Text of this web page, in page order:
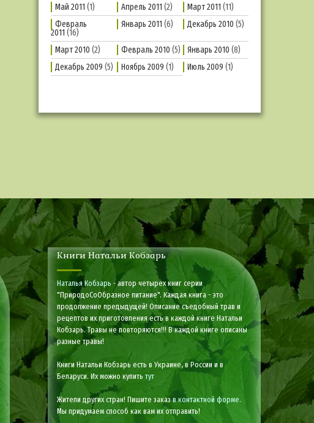
Май 2011 (1) Апрель 2011 (2) Март 2011 (11)
Февраль
2011 (16)
Январь 2011 (6) Декабрь 2010 (5)
Март 2010 (2) Февраль 2010 (5) Январь 2010 (8)
Декабрь 2009 (5) Ноябрь 2009 (1) Июль 2009 (1)
Книги Натальи Кобзарь
Наталья Кобзарь - автор четырех книг серии
"ПриродоСоОбразное питание". Каждая книга - это
продолжение предыдущей! Описание съедобный трав и
рецептов их приготовления есть в каждой книге Натальи
Кобзарь. Травы не повторяются!!! В каждой книге описаны
разные травы!
Книги Натальи Кобзарь есть в Украине, в России и в
Беларуси. Их можно купить тут
Жители других стран! Пишите заказв контактной форме.
Мы придумаем способ как вам их отправить!